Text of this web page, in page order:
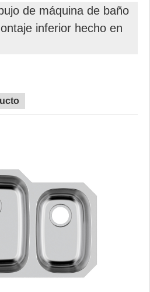
de máquina de baño
inferior hecho en